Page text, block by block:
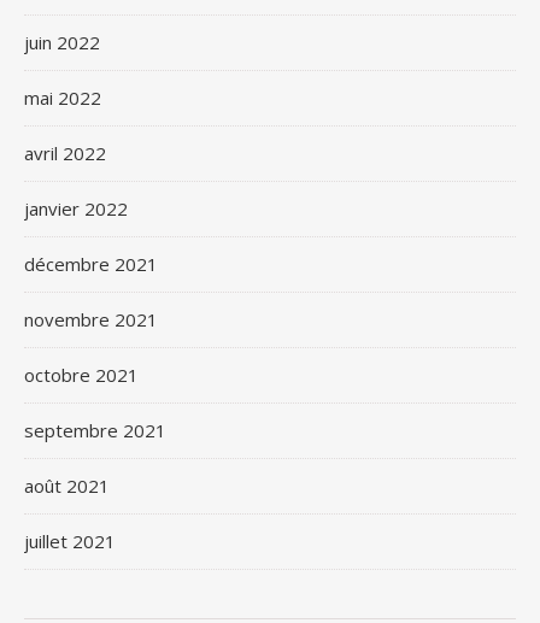
juin 2022
mai 2022
avril 2022
janvier 2022
décembre 2021
novembre 2021
octobre 2021
septembre 2021
août 2021
juillet 2021